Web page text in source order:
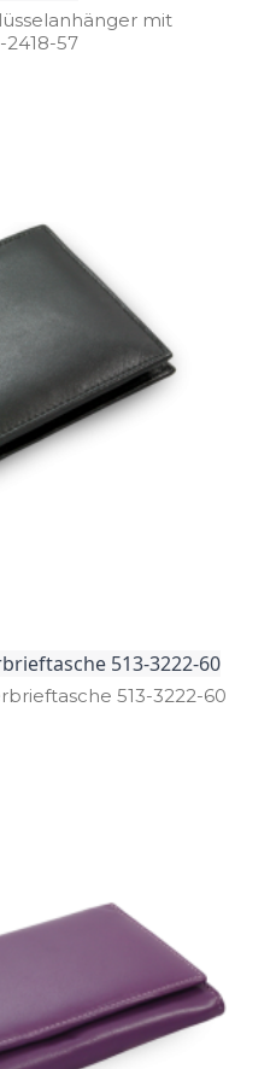
mit
2418­-57
513-3222-60
513­-3222­-60